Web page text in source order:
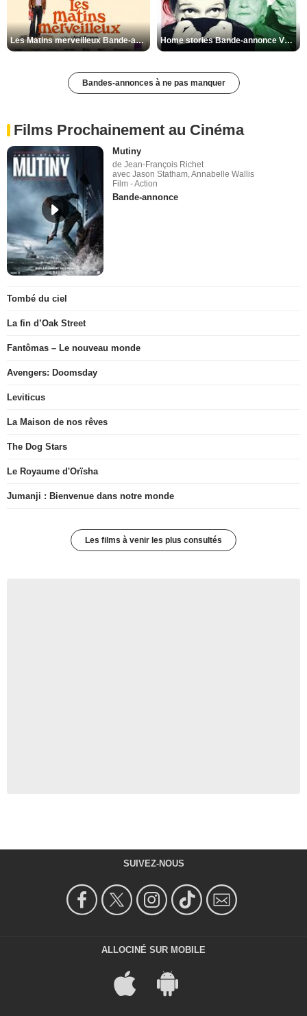
Les Matins merveilleux Bande-annonce VF Home stories Bande-annonce VO STFR
Bandes-annonces à ne pas manquer
Films Prochainement au Cinéma
Mutiny
de Jean-François Richet
avec Jason Statham, Annabelle Wallis
Film - Action
Bande-annonce
Tombé du ciel
La fin d’Oak Street
Fantômas – Le nouveau monde
Avengers: Doomsday
Leviticus
La Maison de nos rêves
The Dog Stars
Le Royaume d'Orïsha
Jumanji : Bienvenue dans notre monde
Les films à venir les plus consultés
SUIVEZ-NOUS
ALLOCINÉ SUR MOBILE